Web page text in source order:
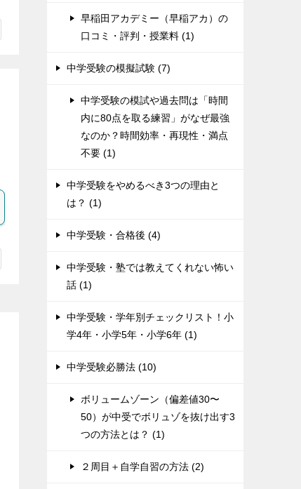
早稲田アカデミー（早稲アカ）の
口コミ・評判・授業料 (1)
中学受験の模擬試験 (7)
中学受験の模試や過去問は「時間
内に80点を取る練習」がなぜ最強
なのか？時間効率・再現性・満点
不要 (1)
中学受験をやめるべき3つの理由と
は？ (1)
中学受験・合格後 (4)
中学受験・塾では教えてくれない怖い
話 (1)
中学受験・学年別チェックリスト！小
学4年・小学5年・小学6年 (1)
中学受験必勝法 (10)
ボリュームゾーン（偏差値30〜
50）が中受でボリュゾを抜け出す3
つの方法とは？ (1)
２周目＋自学自習の方法 (2)